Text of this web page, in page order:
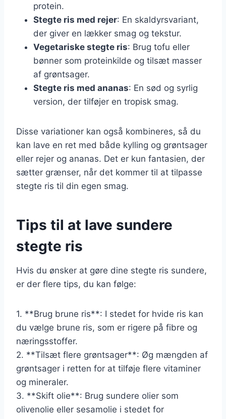
protein.
Stegte ris med rejer: En skaldyrsvariant,
der giver en lækker smag og tekstur.
Vegetariske stegte ris: Brug tofu eller
bønner som proteinkilde og tilsæt masser
af grøntsager.
Stegte ris med ananas: En sød og syrlig
version, der tilføjer en tropisk smag.
Disse variationer kan også kombineres, så du
kan lave en ret med både kylling og grøntsager
eller rejer og ananas. Det er kun fantasien, der
sætter grænser, når det kommer til at tilpasse
stegte ris til din egen smag.
Tips til at lave sundere
stegte ris
Hvis du ønsker at gøre dine stegte ris sundere,
er der flere tips, du kan følge:
1. **Brug brune ris**: I stedet for hvide ris kan
du vælge brune ris, som er rigere på fibre og
næringsstoffer.
2. **Tilsæt flere grøntsager**: Øg mængden af
grøntsager i retten for at tilføje flere vitaminer
og mineraler.
3. **Skift olie**: Brug sundere olier som
olivenolie eller sesamolie i stedet for